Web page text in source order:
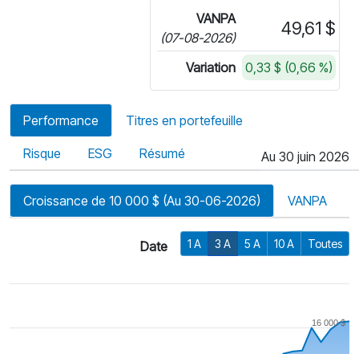
VANPA
(07-08-2026)
49,61 $
Variation 0,33 $ (0,66 %)
Performance Titres en portefeuille
Risque ESG Résumé Au 30 juin 2026
Croissance de 10 000 $ (Au 30-06-2026) VANPA
Date 1 A 3 A 5 A 10 A Toutes
16 000 $